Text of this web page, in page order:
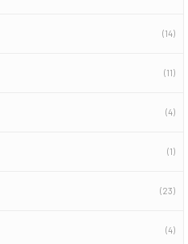
(14)
(11)
(4)
(1)
(23)
(4)